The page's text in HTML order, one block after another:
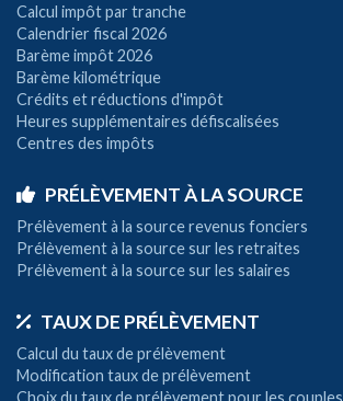
Calcul impôt par tranche
Calendrier fiscal 2026
Barème impôt 2026
Barème kilométrique
Crédits et réductions d'impôt
Heures supplémentaires défiscalisées
Centres des impôts
PRÉLÈVEMENT À LA SOURCE
Prélèvement à la source revenus fonciers
Prélèvement à la source sur les retraites
Prélèvement à la source sur les salaires
TAUX DE PRÉLÈVEMENT
Calcul du taux de prélèvement
Modification taux de prélèvement